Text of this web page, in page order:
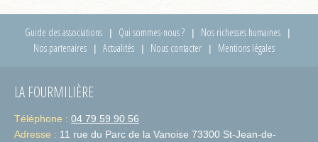
Guide des associations Qui sommes-nous ?
Nos richesses humaines
Nos partenaires
Actualités Nous contacter Mentions légales
LA FOURMILIÈRE
Téléphone : 04 79 59 90 56
Adresse : 11 rue du Parc de la Vanoise 73300 St-Jean-de-